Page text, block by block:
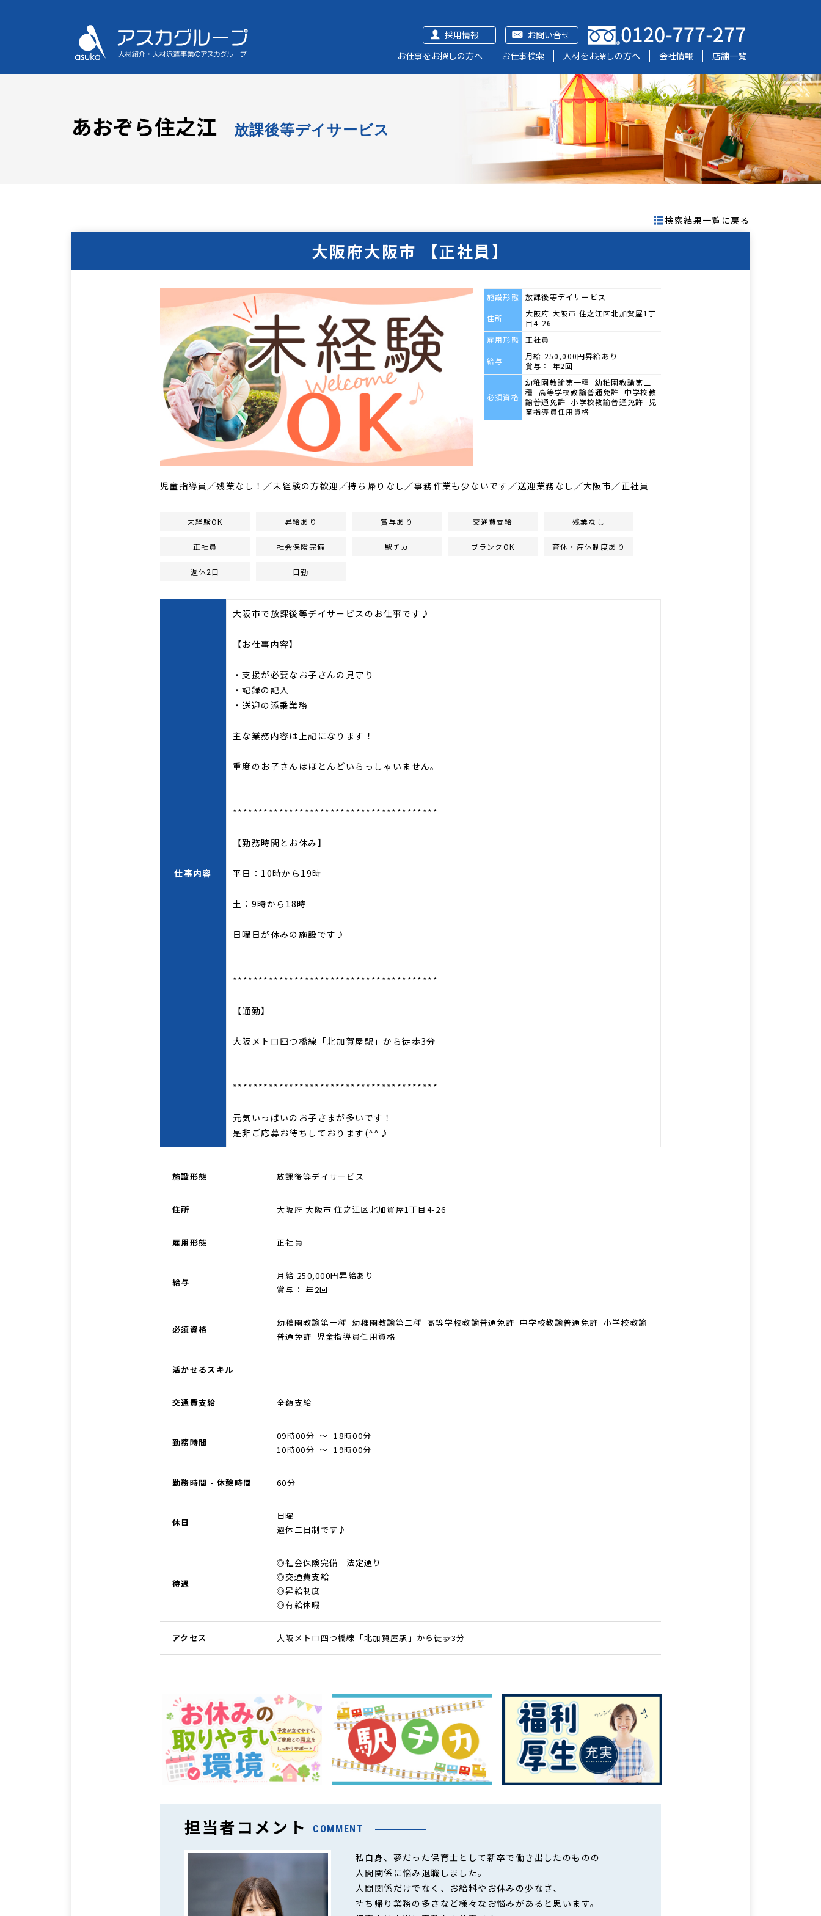
お問い合せ
採用情報
お仕事をお探しの方へ
お仕事検索 人材をお探しの方へ 会社情報 店舗一覧
あおぞら住之江 放課後等デイサービス
検索結果一覧に戻る
大阪府大阪市 【正社員】
施設形態 放課後等デイサービス
住所
大阪府 大阪市 住之江区北加賀屋1丁
目4-26
雇用形態
正社員
給与
月給 250,000円昇給あり
賞与： 年2回
必須資格
幼稚園教諭第一種 幼稚園教諭第二
種 高等学校教諭普通免許 中学校教
諭普通免許 小学校教諭普通免許 児
童指導員任用資格
児童指導員／残業なし！／未経験の方歓迎／持ち帰りなし／事務作業も少ないです／送迎業務なし／大阪市／正社員
未経験OK 昇給あり 賞与あり 交通費支給 残業なし
正社員 社会保険完備 駅チカ ブランクOK 育休・産休制度あり
週休2日 日勤
仕事内容
大阪市で放課後等デイサービスのお仕事です♪
【お仕事内容】
・支援が必要なお子さんの見守り
・記録の記入
・送迎の添乗業務
主な業務内容は上記になります！
重度のお子さんはほとんどいらっしゃいません。
****************************************
【勤務時間とお休み】
平日：10時から19時
土：9時から18時
日曜日が休みの施設です♪
****************************************
【通勤】
大阪メトロ四つ橋線「北加賀屋駅」から徒歩3分
****************************************
元気いっぱいのお子さまが多いです！
是非ご応募お待ちしております(^^♪
施設形態 放課後等デイサービス
住所 大阪府 大阪市 住之江区北加賀屋1丁目4-26
雇用形態 正社員
給与
月給 250,000円昇給あり
賞与： 年2回
必須資格
幼稚園教諭第一種 幼稚園教諭第二種 高等学校教諭普通免許 中学校教諭普通免許 小学校教諭
普通免許 児童指導員任用資格
活かせるスキル
交通費支給 全額支給
勤務時間
09時00分 ～ 18時00分
10時00分 ～ 19時00分
勤務時間 - 休憩時間 60分
休日
日曜
週休二日制です♪
待遇
◎社会保険完備 法定通り
◎交通費支給
◎昇給制度
◎有給休暇
アクセス 大阪メトロ四つ橋線「北加賀屋駅」から徒歩3分
担当者コメント COMMENT
私自身、夢だった保育士として新卒で働き出したのものの
人間関係に悩み退職しました。
人間関係だけでなく、お給料やお休みの少なさ、
持ち帰り業務の多さなど様々なお悩みがあると思います。